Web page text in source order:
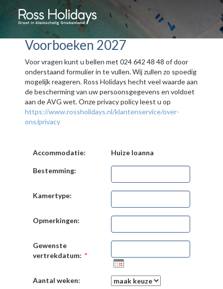
Voorboeken 2027
Voor vragen kunt u bellen met 024 642 48 48 of door
onderstaand formulier in te vullen. Wij zullen zo spoedig
mogelijk reageren. Ross Holidays hecht veel waarde aan
de bescherming van uw persoonsgegevens en voldoet
aan de AVG wet. Onze privacy policy leest u op
https://www.rossholidays.nl/klantenservice/over-
ons/privacy
Accommodatie: Huize Ioanna
Bestemming:
Kamertype:
Opmerkingen:
Gewenste
vertrekdatum: *
Aantal weken: